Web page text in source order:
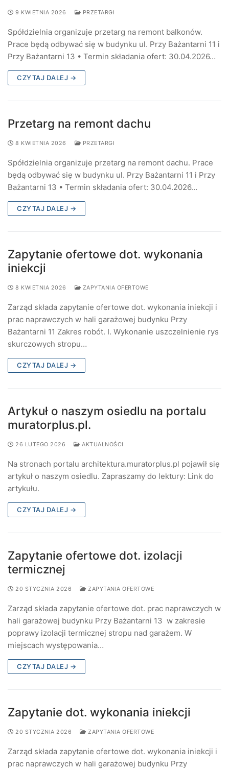
9 KWIETNIA 2026 PRZETARGI
Spółdzielnia organizuje przetarg na remont balkonów.
Prace będą odbywać się w budynku ul. Przy Bażantarni 11 i
Przy Bażantarni 13 • Termin składania ofert: 30.04.2026…
CZYTAJ DALEJ →
Przetarg na remont dachu
8 KWIETNIA 2026 PRZETARGI
Spółdzielnia organizuje przetarg na remont dachu. Prace
będą odbywać się w budynku ul. Przy Bażantarni 11 i Przy
Bażantarni 13 • Termin składania ofert: 30.04.2026…
CZYTAJ DALEJ →
Zapytanie ofertowe dot. wykonania
iniekcji
8 KWIETNIA 2026 ZAPYTANIA OFERTOWE
Zarząd składa zapytanie ofertowe dot. wykonania iniekcji i
prac naprawczych w hali garażowej budynku Przy
Bażantarni 11 Zakres robót. I. Wykonanie uszczelnienie rys
skurczowych stropu…
CZYTAJ DALEJ →
Artykuł o naszym osiedlu na portalu
muratorplus.pl.
26 LUTEGO 2026 AKTUALNOŚCI
Na stronach portalu architektura.muratorplus.pl pojawił się
artykuł o naszym osiedlu. Zapraszamy do lektury: Link do
artykułu.
CZYTAJ DALEJ →
Zapytanie ofertowe dot. izolacji
termicznej
20 STYCZNIA 2026 ZAPYTANIA OFERTOWE
Zarząd składa zapytanie ofertowe dot. prac naprawczych w
hali garażowej budynku Przy Bażantarni 13 w zakresie
poprawy izolacji termicznej stropu nad garażem. W
miejscach występowania…
CZYTAJ DALEJ →
Zapytanie dot. wykonania iniekcji
20 STYCZNIA 2026 ZAPYTANIA OFERTOWE
Zarząd składa zapytanie ofertowe dot. wykonania iniekcji i
prac naprawczych w hali garażowej budynku Przy